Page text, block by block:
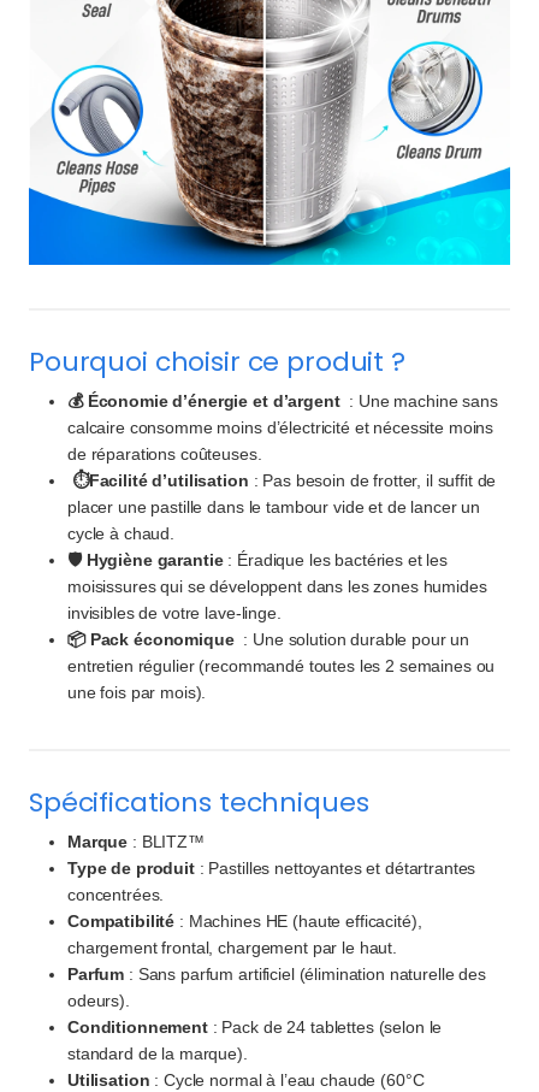
Pourquoi choisir ce produit ?
💰 Économie d’énergie et d’argent: Une machine sans
calcaire consomme moins d’électricité et nécessite moins
de réparations coûteuses.
⏱️Facilité d’utilisation : Pas besoin de frotter, il suffit de
placer une pastille dans le tambour vide et de lancer un
cycle à chaud.
🛡️ Hygiène garantie: Éradique les bactéries et les
moisissures qui se développent dans les zones humides
invisibles de votre lave-linge.
📦 Pack économique: Une solution durable pour un
entretien régulier (recommandé toutes les 2 semaines ou
une fois par mois).
Spécifications techniques
Marque : BLITZ™
Type de produit: Pastilles nettoyantes et détartrantes
concentrées.
Compatibilité : Machines HE (haute efficacité),
chargement frontal, chargement par le haut.
Parfum : Sans parfum artificiel (élimination naturelle des
odeurs).
Conditionnement: Pack de 24 tablettes (selon le
standard de la marque).
Utilisation : Cycle normal à l’eau chaude (60°C